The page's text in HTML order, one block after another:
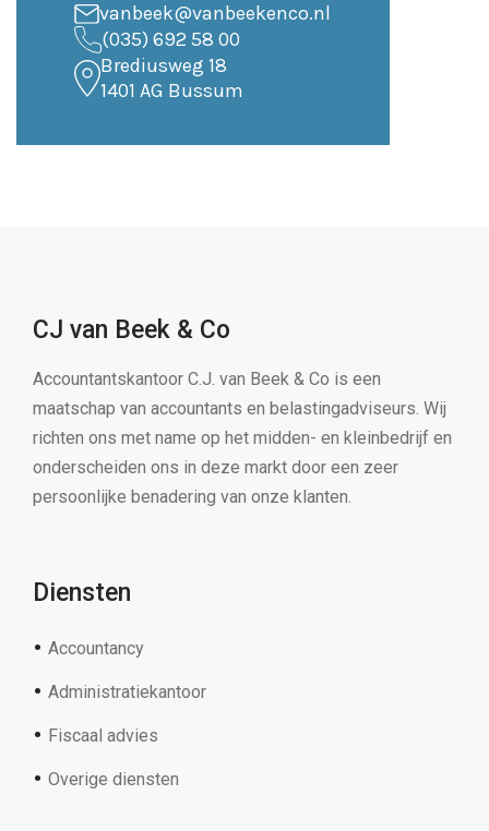
vanbeek@vanbeekenco.nl
(035) 692 58 00
Brediusweg 18
1401 AG Bussum
CJ van Beek & Co
Accountantskantoor C.J. van Beek & Co is een
maatschap van accountants en belastingadviseurs. Wij
richten ons met name op het midden- en kleinbedrijf en
onderscheiden ons in deze markt door een zeer
persoonlijke benadering van onze klanten.
Diensten
Accountancy
Administratiekantoor
Fiscaal advies
Overige diensten